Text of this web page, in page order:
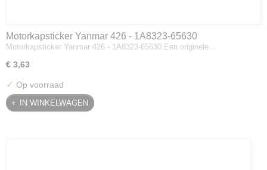
Motorkapsticker Yanmar 426 - 1A8323-65630
Motorkapsticker Yanmar 426 - 1A8323-65630 Een originele…
€ 3,63
✓ Op voorraad
IN WINKELWAGEN